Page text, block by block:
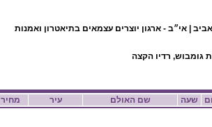
| אי״ב - ארגון יוצרים עצמאים בתיאטרון ואמנות
גומבוש, רדיו הקצה
מחיר עיר שם האולם שעה